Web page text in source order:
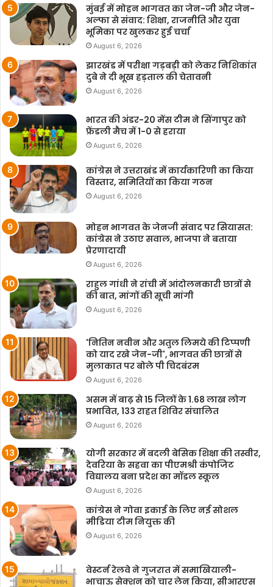
मुंबई में मोहन भागवत का जेन-जी और जेन-
अल्फा से संवाद: शिक्षा, राजनीति और युवा
भूमिका पर खुलकर हुई चर्चा
August 6, 2026
झारखंड में परीक्षा गड़बड़ी को लेकर निशिकांत
दुबे ने दी भूख हड़ताल की चेतावनी
August 6, 2026
भारत की अंडर-20 मेंस टीम ने सिंगापुर को
फ्रेंडली मैच में 1-0 से हराया
August 6, 2026
कांग्रेस ने उत्तराखंड में कार्यकारिणी का किया
विस्तार, समितियों का किया गठन
August 6, 2026
मोहन भागवत के जेनजी संवाद पर सियासत:
कांग्रेस ने उठाए सवाल, भाजपा ने बताया
प्रेरणादायी
August 6, 2026
राहुल गांधी ने रांची में आंदोलनकारी छात्रों से
की बात, मांगों की सूची मांगी
August 6, 2026
'नितिन नवीन और अतुल लिमये की टिप्पणी
को याद रखे जेन-जी', भागवत की छात्रों से
मुलाकात पर बोले पी चिदबंरम
August 6, 2026
असम में बाढ़ से 15 जिलों के 1.68 लाख लोग
प्रभावित, 133 राहत शिविर संचालित
August 6, 2026
योगी सरकार में बदली बेसिक शिक्षा की तस्वीर,
देवरिया के सहवा का पीएमश्री कंपोजिट
विद्यालय बना प्रदेश का मॉडल स्कूल
August 6, 2026
कांग्रेस ने गोवा इकाई के लिए नई सोशल
मीडिया टीम नियुक्त की
August 6, 2026
वेस्टर्न रेलवे ने गुजरात में समाखियाली-
भाचाऊ सेक्शन को चार लेन किया, सीआरएस